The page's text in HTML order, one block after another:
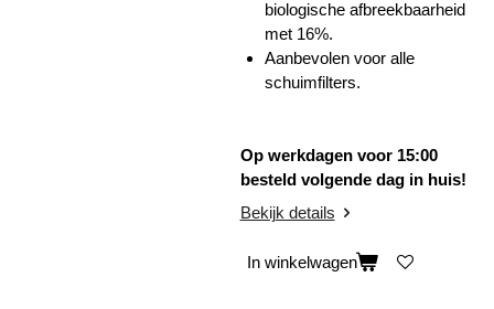
biologische afbreekbaarheid
met 16%.
Aanbevolen voor alle
schuimfilters.
Op werkdagen voor 15:00
besteld volgende dag in huis!
Bekijk details
In winkelwagen